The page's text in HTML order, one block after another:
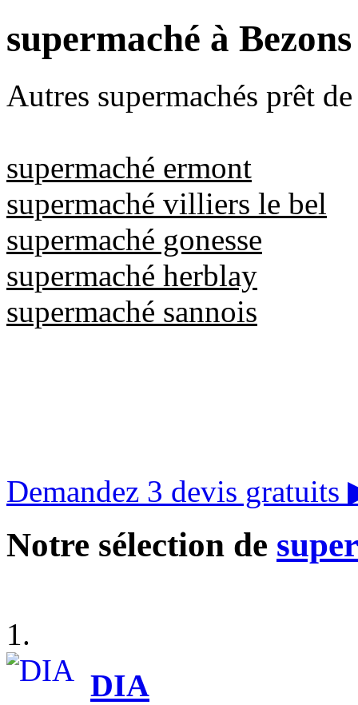
supermaché à Bezons
Autres supermachés prêt
supermaché ermont
supermaché villiers le bel
supermaché gonesse
supermaché herblay
supermaché sannois
Demandez 3 devis gratuits
Notre sélection de
1.
DIA